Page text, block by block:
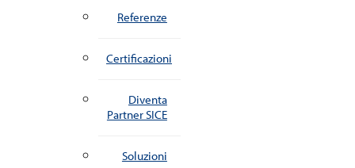
Referenze
Certificazioni
Diventa
Partner SICE
Soluzioni